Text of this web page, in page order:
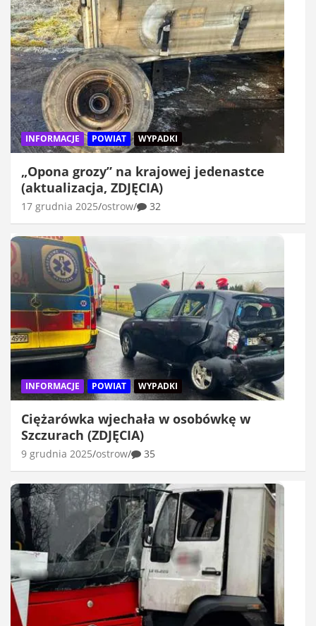
INFORMACJE POWIAT WYPADKI
„Opona grozy” na krajowej jedenastce
(aktualizacja, ZDJĘCIA)
17 grudnia 2025 ostrow 32
INFORMACJE POWIAT WYPADKI
Ciężarówka wjechała w osobówkę w
Szczurach (ZDJĘCIA)
9 grudnia 2025 ostrow 35